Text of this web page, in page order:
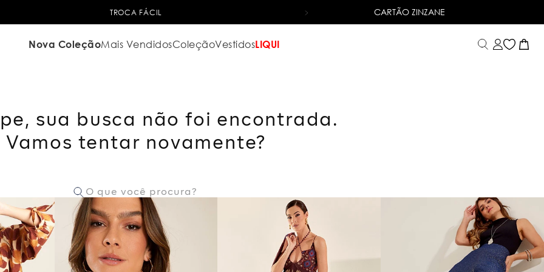
TROCA FÁCIL 6X SEM JUROSNO CARTÃO DE CRÉDITO
CARTÃO ZINZANE
Nova ColeçãoMais VendidosColeçãoVestidosLIQUI
sua busca não foi encontrada.
Vamos tentar novamente?